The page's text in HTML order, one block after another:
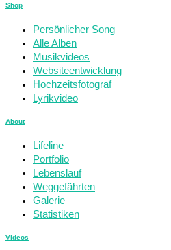
Shop
Persönlicher Song
Alle Alben
Musikvideos
Websiteentwicklung
Hochzeitsfotograf
Lyrikvideo
About
Lifeline
Portfolio
Lebenslauf
Weggefährten
Galerie
Statistiken
Videos